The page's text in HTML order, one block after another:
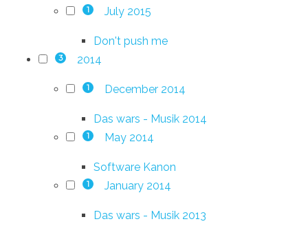
1 July 2015
Don't push me
3 2014
1 December 2014
Das wars - Musik 2014
1 May 2014
Software Kanon
1 January 2014
Das wars - Musik 2013